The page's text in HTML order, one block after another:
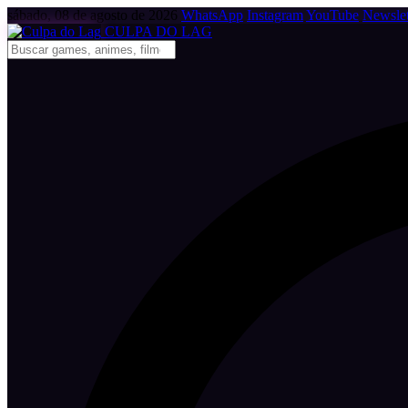
sábado, 08 de agosto de 2026 WhatsApp InstagramYouTube
CULPA DO LAG